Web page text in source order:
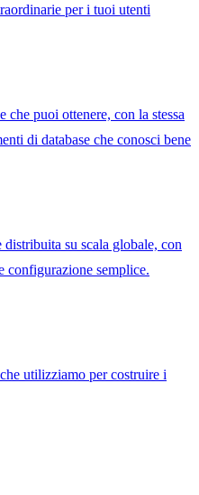
per i tuoi utenti
puoi ottenere, con la stessa
di database che conosci bene
su scala globale, con
configurazione semplice.
utilizziamo per costruire i